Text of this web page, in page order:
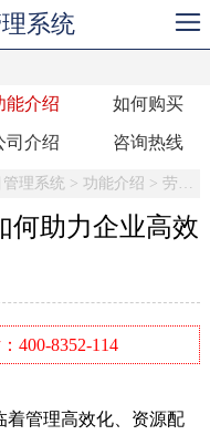
系统
能介绍 如何购买
司介绍 咨询热线
管理系统 > 功能介绍 > 劳务管理
何助力企业高效
400-8352-114
管理高效化、资源配